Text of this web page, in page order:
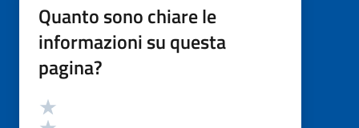
Quanto sono chiare le
informazioni su questa
pagina?
Valutazione